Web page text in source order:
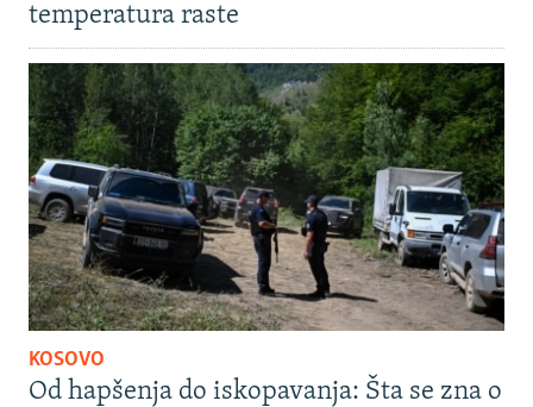
temperatura raste
KOSOVO
Od hapšenja do iskopavanja: Šta se zna o